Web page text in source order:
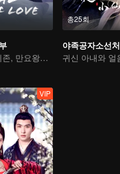
마계의 지존, 만요왕과의 애절한 사랑
총25회
야족공자소선처
VIP